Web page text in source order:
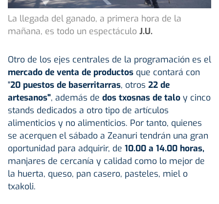
La llegada del ganado, a primera hora de la
mañana, es todo un espectáculo J.U.
Otro de los ejes centrales de la programación es el
mercado de venta de productos que contará con
"20 puestos de baserritarras, otros 22 de
artesanos", además de dos txosnas de talo y cinco
stands dedicados a otro tipo de artículos
alimenticios y no alimenticios. Por tanto, quienes
se acerquen el sábado a Zeanuri tendrán una gran
oportunidad para adquirir, de 10.00 a 14.00 horas,
manjares de cercanía y calidad como lo mejor de
la huerta, queso, pan casero, pasteles, miel o
txakoli.